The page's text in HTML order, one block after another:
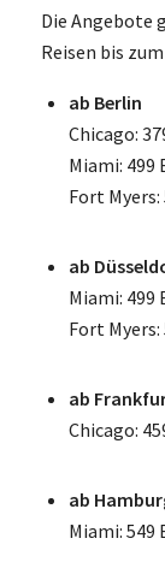
Die Angebote
Reisen bis
ab Berlin
Chicago:
Miami: 499
Fort Myers:
ab
Miami: 499
Fort Myers:
ab
Chicago:
ab
Miami: 549